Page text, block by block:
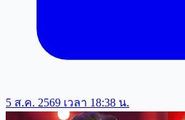
5 ส.ค. 2569 เวลา 18:38 น.